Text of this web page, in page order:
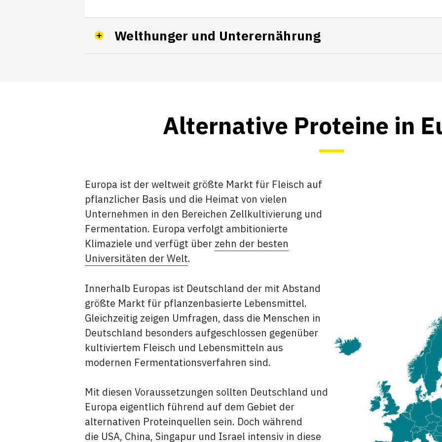
Welthunger und Unterernährung
Alternative Proteine in
Europa ist der weltweit größte Markt für Fleisch auf
pflanzlicher Basis und die Heimat von vielen
Unternehmen in den Bereichen Zellkultivierung und
Fermentation. Europa verfolgt ambitionierte
Klimaziele und verfügt über zehn der besten
Universitäten der Welt.
Innerhalb Europas ist Deutschland der mit Abstand
größte Markt für pflanzenbasierte Lebensmittel.
Gleichzeitig zeigen Umfragen, dass die Menschen in
Deutschland besonders aufgeschlossen gegenüber
kultiviertem Fleisch und Lebensmitteln aus
modernen Fermentationsverfahren sind.
Mit diesen Voraussetzungen sollten Deutschland und
Europa eigentlich führend auf dem Gebiet der
alternativen Proteinquellen sein. Doch während
die USA, China, Singapur und Israel intensiv in diese